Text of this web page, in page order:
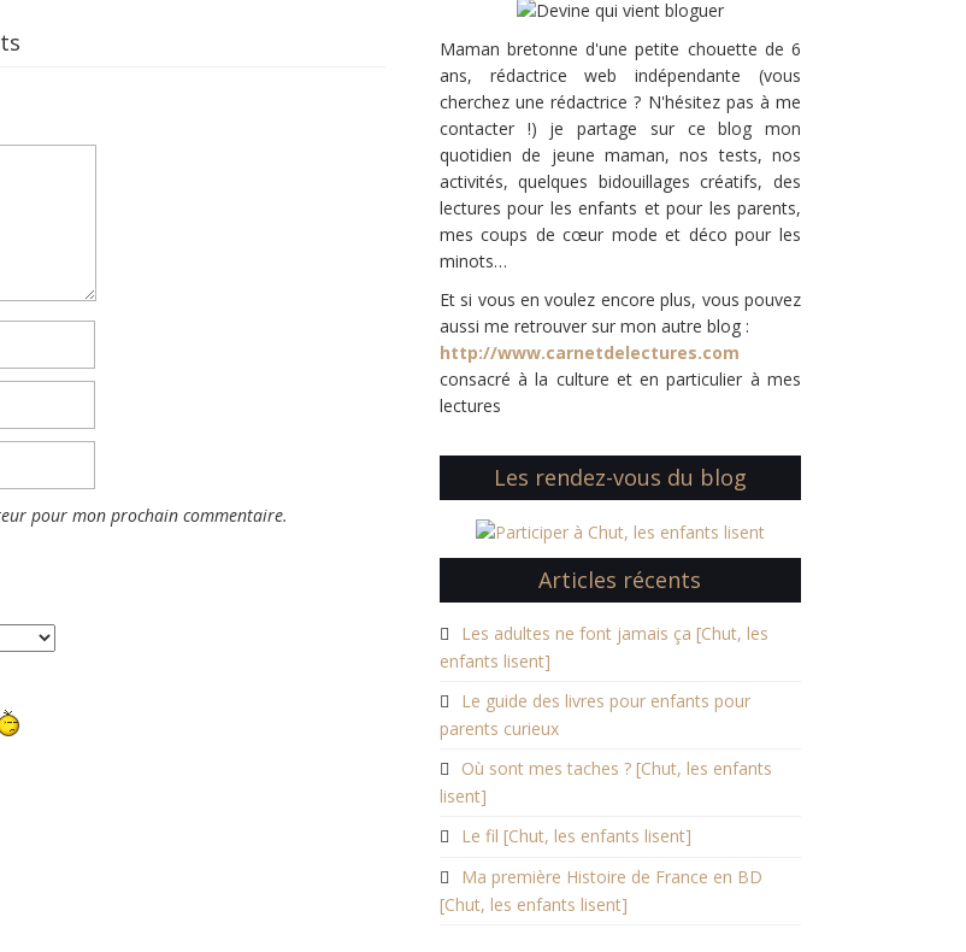
pour mon prochain commentaire.
Maman bretonne d'une petite chouette de 6
ans, rédactrice web indépendante (vous
cherchez une rédactrice ? N'hésitez pas à me
contacter !) je partage sur ce blog mon
quotidien de jeune maman, nos tests, nos
activités, quelques bidouillages créatifs, des
lectures pour les enfants et pour les parents,
mes coups de cœur mode et déco pour les
minots…
Et si vous en voulez encore plus, vous pouvez
aussi me retrouver sur mon autre blog :
http://www.carnetdelectures.com
consacré à la culture et en particulier à mes
lectures
Les rendez-vous du blog
Articles récents
Les adultes ne font jamais ça [Chut, les
enfants lisent]
Le guide des livres pour enfants pour
parents curieux
Où sont mes taches ? [Chut, les enfants
lisent]
Le fil [Chut, les enfants lisent]
Ma première Histoire de France en BD
[Chut, les enfants lisent]